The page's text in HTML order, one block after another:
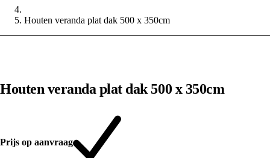
Houten veranda plat dak 500 x 350cm
Houten veranda plat dak 500 x 350cm
Prijs op aanvraag